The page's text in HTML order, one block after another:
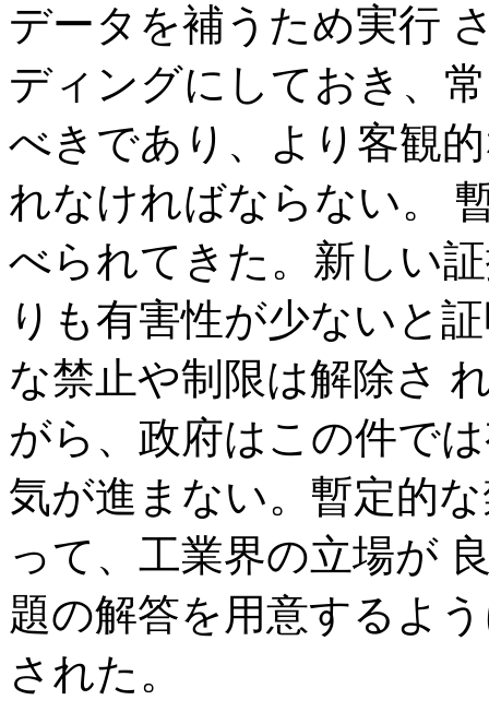
データを補うため実行
ディングにしておき、
べきであり、より客観
れなければならない。
べられてきた。新しい
りも有害性が少ないと
な禁止や制限は解除さ
がら、政府はこの件で
気が進まない。暫定的
って、工業界の立場が
題の解答を用意するよ
された。